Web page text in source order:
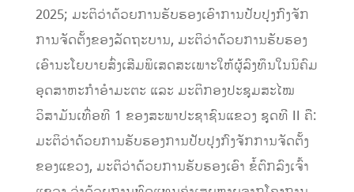
2025; ມະຕິວ່າດ້ວຍການຮັບຮອງເອົາການປັບປຸງກົງຈັກ
ການຈັດຕັ້ງຂອງລັດຖະບານ, ມະຕິວ່າດ້ວຍການຮັບຮອງ
ເອົານະໂຍບາຍສົ່ງເສີມພິເສດສະເພາະໃຫ້ຜູ້ລົງທຶນໃນນິຄົມ
ອຸດສາຫະກໍາອໍາມະຕະ ແລະ ມະຕິກອງປະຊຸມສະໄໝ
ວິສາມັນເທື່ອທີ 1 ຂອງສະພາປະຊາຊົນແຂວງ ຊຸດທີ II ຄື:
ມະຕິວ່າດ້ວຍການຮັບຮອງການປັບປຸງກົງຈັກການຈັດຕັ້ງ
ຂອງແຂວງ, ມະຕິວ່າດ້ວຍການຮັບຮອງເອົາ ຂໍ້ຕົກລົງເຈົ້າ